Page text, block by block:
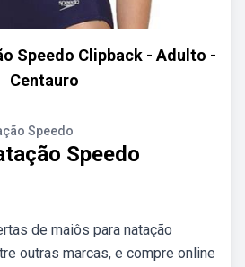
Speedo Clipback - Adulto -
Centauro
Speedo
Speedo
de maiôs para natação
outras marcas, e compre online